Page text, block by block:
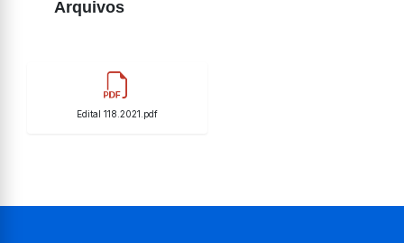
Arquivos
Edital 118.2021.pdf